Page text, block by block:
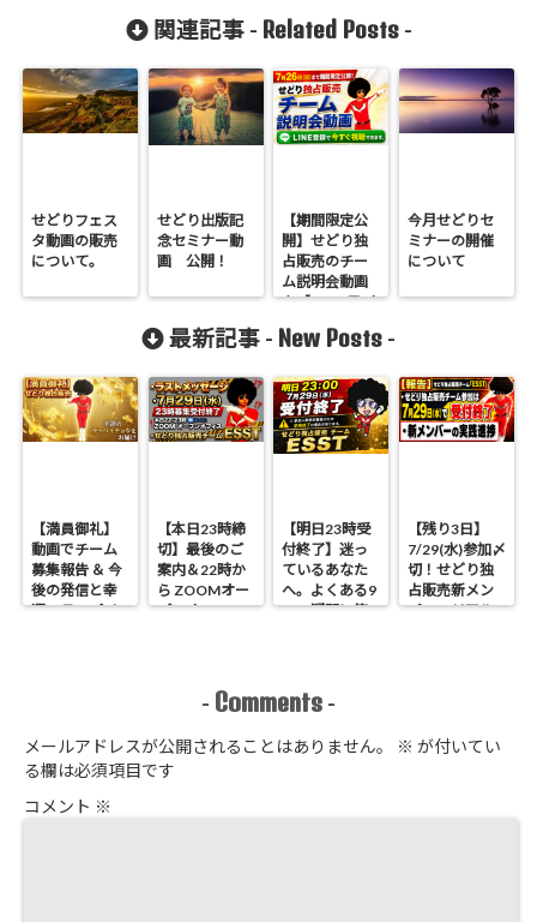
関連記事 - Related Posts-
せどりフェス
タ動画の販売
について。
せどり出版記
念セミナー動
画 公開！
【期間限定公
開】せどり独
占販売のチー
ム説明会動画
を【7/26(日)ま
します！
今月せどりセ
ミナーの開催
について
最新記事 - New Posts -
【満員御礼】
動画でチーム
募集報告 ＆ 今
後の発信と幸
運のラッパイ
【本日23時締
切】最後のご
案内＆22時か
ら ZOOMオー
プンオフィス
【明日23時受
付終了】迷っ
ているあなた
へ。よくある9
つの疑問に答
【残り3日】
7/29(水)参加〆
切！せどり独
占販売新メン
バーのリアル
- Comments -
メールアドレスが公開されることはありません。 ※ が付いてい
る欄は必須項目です
コメント ※